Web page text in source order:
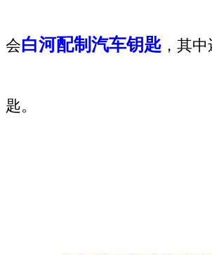
会白河配制汽车钥匙 ，其
匙。